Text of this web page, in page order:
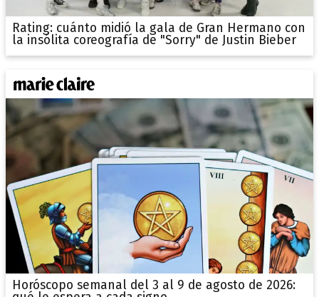
Rating: cuánto midió la gala de Gran Hermano con
la insólita coreografía de "Sorry" de Justin Bieber
Horóscopo semanal del 3 al 9 de agosto de 2026: